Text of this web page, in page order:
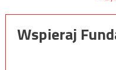
Wspieraj